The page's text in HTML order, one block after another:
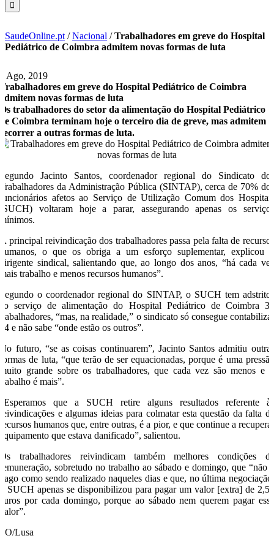
SaudeOnline.pt /Nacional /Trabalhadores em greve do Hospital
Pediátrico de Coimbra admitem novas formas de luta
9 Ago, 2019
Trabalhadores em greve do Hospital Pediátrico de Coimbra
admitem novas formas de luta
Os trabalhadores do setor da alimentação do Hospital Pediátrico
de Coimbra terminam hoje o terceiro dia de greve, mas admitem
recorrer a outras formas de luta.
Segundo Jacinto Santos, coordenador regional do Sindicato dos
Trabalhadores da Administração Pública (SINTAP), cerca de 70% dos
funcionários afetos ao Serviço de Utilização Comum dos Hospitais
(SUCH) voltaram hoje a parar, assegurando apenas os serviços
mínimos.
A principal reivindicação dos trabalhadores passa pela falta de recursos
humanos, o que os obriga a um esforço suplementar, explicou o
dirigente sindical, salientando que, ao longo dos anos, “há cada vez
mais trabalho e menos recursos humanos”.
Segundo o coordenador regional do SINTAP, o SUCH tem adstritos
ao serviço de alimentação do Hospital Pediátrico de Coimbra 31
trabalhadores, “mas, na realidade,” o sindicato só consegue contabilizar
24 e não sabe “onde estão os outros”.
No futuro, “se as coisas continuarem”, Jacinto Santos admitiu outras
formas de luta, “que terão de ser equacionadas, porque é uma pressão
muito grande sobre os trabalhadores, que cada vez são menos e o
trabalho é mais”.
“Esperamos que a SUCH retire alguns resultados referente às
reivindicações e algumas ideias para colmatar esta questão da falta de
recursos humanos que, entre outras, é a pior, e que continue a recuperar
equipamento que estava danificado”, salientou.
Os trabalhadores reivindicam também melhores condições de
remuneração, sobretudo no trabalho ao sábado e domingo, que “não é
pago como sendo realizado naqueles dias e que, no última negociação,
o SUCH apenas se disponibilizou para pagar um valor [extra] de 2,56
euros por cada domingo, porque ao sábado nem querem pagar esse
valor”.
SO/Lusa